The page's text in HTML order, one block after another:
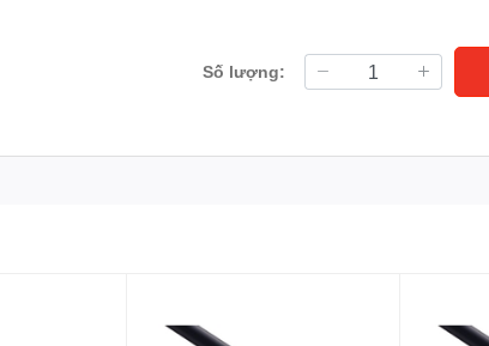
lên đến 10.2Gbps
hoạt mà không cần cáp
game 3D tốc độ cao
Số lượng: